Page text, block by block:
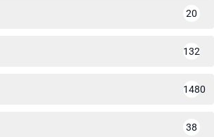
20
132
1480
38